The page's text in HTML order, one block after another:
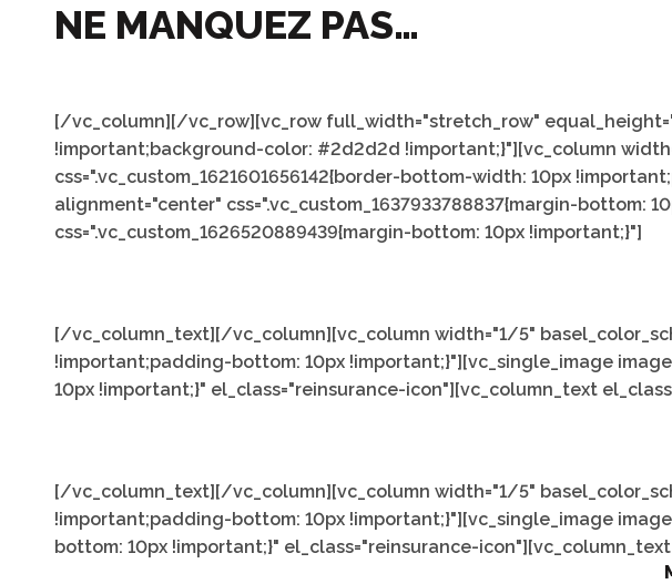
NE MANQUEZ PAS…
[/vc_column][/vc_row][vc_row full_width="stretch_row"
!important;background-color: #2d2d2d !important;}"][vc_column
css=".vc_custom_1621601656142{border-bottom-width: 10px
alignment="center" css=".vc_custom_1637933788837{margin-bottom:
css=".vc_custom_1626520889439{margin-bottom: 10px !important;}"]
[/vc_column_text][/vc_column][vc_column width="1/5"
!important;padding-bottom: 10px !important;}"][vc_single_image
10px !important;}" el_class="reinsurance-icon"][vc_column_text
[/vc_column_text][/vc_column][vc_column width="1/5"
!important;padding-bottom: 10px !important;}"][vc_single_image
bottom: 10px !important;}" el_class="reinsurance-